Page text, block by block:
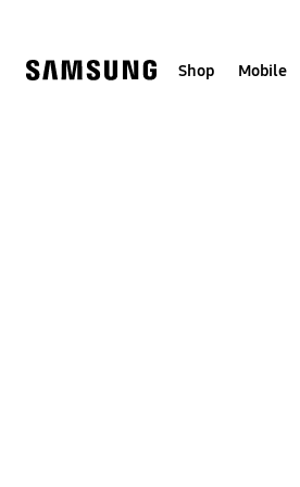
Shop Mobile